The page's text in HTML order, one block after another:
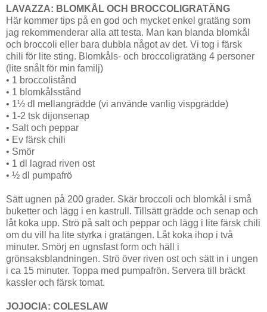
LAVAZZA: BLOMKÅL OCH BROCCOLIGRATÄNG
Här kommer tips på en god och mycket enkel gratäng som
jag rekommenderar alla att testa. Man kan blanda blomkål
och broccoli eller bara dubbla något av det. Vi tog i färsk
chili för lite sting. Blomkåls- och broccoligratäng 4 personer
(lite snålt för min familj)
• 1 broccolistånd
• 1 blomkålsstånd
• 1½ dl mellangrädde (vi använde vanlig vispgrädde)
• 1-2 tsk dijonsenap
• Salt och peppar
• Ev färsk chili
• Smör
• 1 dl lagrad riven ost
• ½ dl pumpafrö
Sätt ugnen på 200 grader. Skär broccoli och blomkål i små
buketter och lägg i en kastrull. Tillsätt grädde och senap och
låt koka upp. Strö på salt och peppar och lägg i lite färsk chili
om du vill ha lite styrka i gratängen. Låt koka ihop i två
minuter. Smörj en ugnsfast form och häll i
grönsaksblandningen. Strö över riven ost och sätt in i ungen
i ca 15 minuter. Toppa med pumpafrön. Servera till bräckt
kassler och färsk tomat.
JOJOCIA: COLESLAW